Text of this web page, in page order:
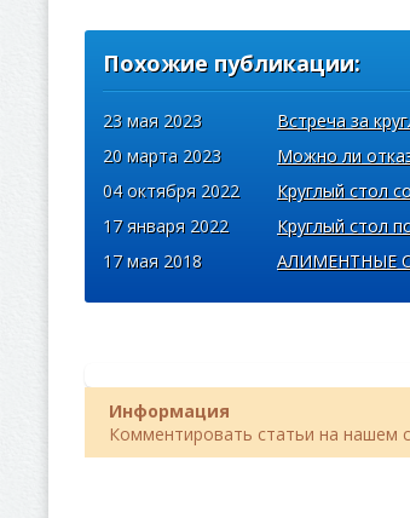
Похожие публикации:
23 мая 2023
Встреча за
20 марта 2023
Можно ли
04 октября 2022
Круглый стол
17 января 2022
Круглый стол
17 мая 2018
АЛИМЕНТНЫЕ
Информация
Комментировать статьи на нашем